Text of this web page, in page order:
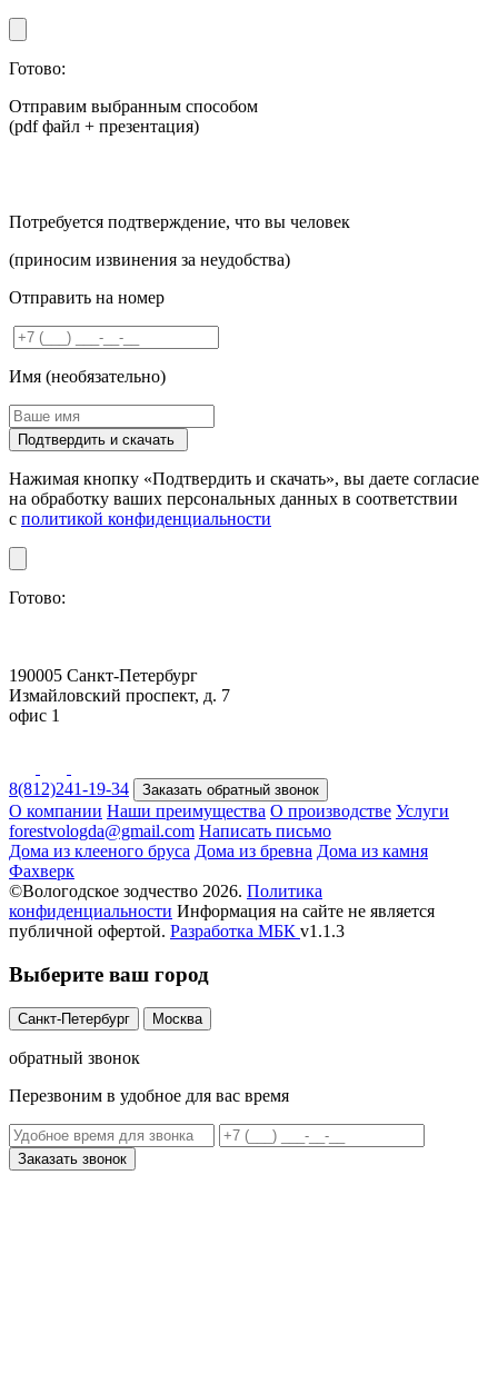
Готово:
Отправим выбранным способом
(pdf файл + презентация)
Потребуется подтверждение, что вы человек
(приносим извинения за неудобства)
Отправить на номер
Имя (необязательно)
Подтвердить и скачать
Нажимая кнопку «Подтвердить и скачать», вы даете согласие
на обработку ваших персональных данных в соответствии
с политикой конфиденциальности
Готово:
190005 Санкт-Петербург
Измайловский проспект, д. 7
офис 1
8(812)241-19-34 Заказать обратный звонок
О компании Наши преимущества О производстве Услуги
forestvologda@gmail.com Написать письмо
Дома из клееного бруса Дома из бревна Дома из камня
Фахверк
©Вологодское зодчество 2026. Политика
конфиденциальности Информация на сайте не является
публичной офертой. Разработка МБК v1.1.3
Выберите ваш город
Санкт-Петербург Москва
обратный звонок
Перезвоним в удобное для вас время
Заказать звонок